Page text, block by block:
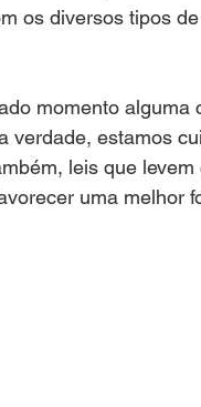
os diversos tipos
momento alguma
verdade, estamos
leis que
uma melhor